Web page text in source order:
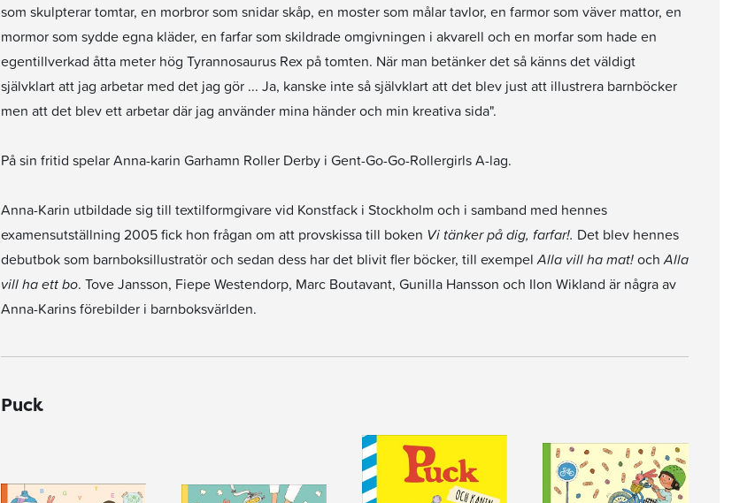
som skulpterar tomtar, en morbror som snidar skåp, en moster som målar tavlor, en farmor som väver mattor, en
mormor som sydde egna kläder, en farfar som skildrade omgivningen i akvarell och en morfar som hade en
egentillverkad åtta meter hög Tyrannosaurus Rex på tomten. När man betänker det så känns det väldigt
självklart att jag arbetar med det jag gör ... Ja, kanske inte så självklart att det blev just att illustrera barnböcker
men att det blev ett arbetar där jag använder mina händer och min kreativa sida".
På sin fritid spelar Anna-karin Garhamn Roller Derby i Gent-Go-Go-Rollergirls A-lag.
Anna-Karin utbildade sig till textilformgivare vid Konstfack i Stockholm och i samband med hennes
examensutställning 2005 fick hon frågan om att provskissa till boken Vi tänker på dig, farfar!. Det blev hennes
debutbok som barnboksillustratör och sedan dess har det blivit fler böcker, till exempelAlla vill ha mat!ochAlla
vill ha ett bo. Tove Jansson, Fiepe Westendorp, Marc Boutavant, Gunilla Hansson och Ilon Wikland är några av
Anna-Karins förebilder i barnboksvärlden.
Puck